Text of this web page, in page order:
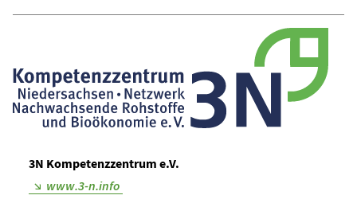
3N Kompetenzzentrum e.V.
www.3-n.info